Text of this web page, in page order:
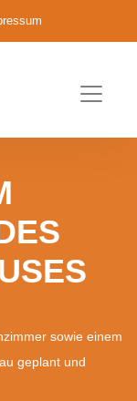
sowie einem
geplant und